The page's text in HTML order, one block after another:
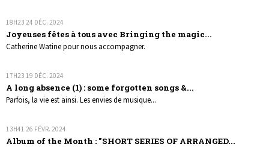
18H23 24 DÉC. 2024
Joyeuses fêtes à tous avec Bringing the magic...
Catherine Watine pour nous accompagner.
17H23 19 DÉC. 2024
A long absence (1) : some forgotten songs &...
Parfois, la vie est ainsi. Les envies de musique...
13H41 26 FÉVR. 2024
Album of the Month : "SHORT SERIES OF ARRANGED...